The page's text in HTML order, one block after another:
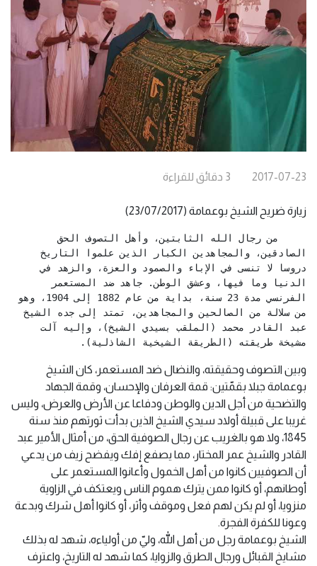
2017-07-23
3 دقائق للقراءة
زيارة ضريح الشيخ بوعمامة (23/07/2017)
دروسا لا تنسى في الإباء والصمود والعزة، والزهد في
مشيخة طريقته (الطريقة الشيخية الشاذلية).
وبين التصوف وحقيقته، والنضال ضد المستعمر، كان الشيخ
بوعمامة جبلا بقمّتين: قمة العرفان والإحسان، وقمة الجهاد
والتضحية من أجل الدين والوطن ودفاعا عن الأرض والعرض، وليس
غريبا على قبيلة أولاد سيدي الشيخ الذين بدأت ثورتهم منذ سنة
1845، ولا هو بالغريب عن رجال الصوفية الحق، من أمثال الأمير عبد
القادر والشيخ عمر المختار، مما يصفع إفك ويفضح زيف من يدعي
أن الصوفيين كانوا من أهل الخمول وأعانوا المستعمر على
أوطانهم، أو كانوا ممن يترك هموم الناس ويعتكف في الزاوية
منزويا، أو لم يكن لهم فعل وموقف وأثر، أو كانوا أهل شرك وبدعة
وعونا للكفرة الفجرة.
الشيخ بوعمامة رجل من أهل الله، وليّ من أولياءه، شهد له بذلك
مشايخ القبائل ورجال الطرق والزوايا، كما شهد له التاريخ، واعترف